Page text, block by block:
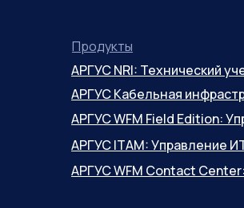
Продукты
АРГУС WFM Field Edition:
АРГУС NRI: Технический
АРГУС WFM Contact
АРГУС Кабельная
АРГУС ITAM: Управление